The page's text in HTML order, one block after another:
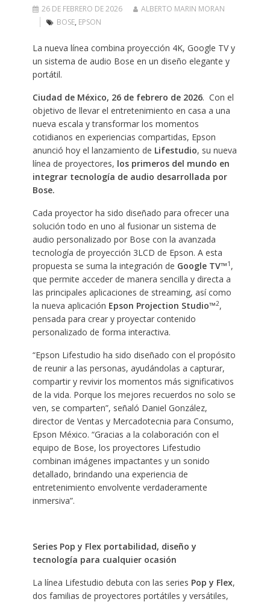
26 DE FEBRERO DE 2026
ALBERTO MARIN MORAN
BOSE, EPSON
La nueva línea combina proyección 4K, Google TV y
un sistema de audio Bose en un diseño elegante y
portátil.
Ciudad de México, 26 de febrero de 2026. Con el
objetivo de llevar el entretenimiento en casa a una
nueva escala y transformar los momentos
cotidianos en experiencias compartidas, Epson
anunció hoy el lanzamiento de Lifestudio, su nueva
línea de proyectores, los primeros del mundo en
integrar tecnología de audio desarrollada por
Bose.
Cada proyector ha sido diseñado para ofrecer una
solución todo en uno al fusionar un sistema de
audio personalizado por Bose con la avanzada
tecnología de proyección 3LCD de Epson. A esta
propuesta se suma la integración de Google TV™1 ,
que permite acceder de manera sencilla y directa a
las principales aplicaciones de streaming, así como
la nueva aplicación Epson Projection Studio™2,
pensada para crear y proyectar contenido
personalizado de forma interactiva.
“Epson Lifestudio ha sido diseñado con el propósito
de reunir a las personas, ayudándolas a capturar,
compartir y revivir los momentos más significativos
de la vida. Porque los mejores recuerdos no solo se
ven, se comparten”, señaló Daniel González,
director de Ventas y Mercadotecnia para Consumo,
Epson México. “Gracias a la colaboración con el
equipo de Bose, los proyectores Lifestudio
combinan imágenes impactantes y un sonido
detallado, brindando una experiencia de
entretenimiento envolvente verdaderamente
inmersiva”. ​
Series Pop y Flex portabilidad, diseño y
tecnología para cualquier ocasión
La línea Lifestudio debuta con las series Pop y Flex,
dos familias de proyectores portátiles y versátiles,